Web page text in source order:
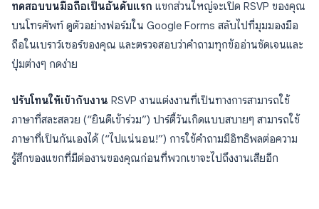
ทดสอบบนมือถือเป็นอันดับแรก แขกส่วนใหญ่จะเปิด RSVP ของคุณ
บนโทรศัพท์ ดูตัวอย่างฟอร์มใน Google Forms สลับไปที่มุมมองมือ
ถือในเบราว์เซอร์ของคุณ และตรวจสอบว่าคำถามทุกข้ออ่านชัดเจนและ
ปุ่มต่างๆ กดง่าย
ปรับโทนให้เข้ากับงาน RSVP งานแต่งงานที่เป็นทางการสามารถใช้
ภาษาที่สละสลวย (“ยินดีเข้าร่วม”) ปาร์ตี้วันเกิดแบบสบายๆ สามารถใช้
ภาษาที่เป็นกันเองได้ (“ไปแน่นอน!”) การใช้คำถามมีอิทธิพลต่อความ
รู้สึกของแขกที่มีต่องานของคุณก่อนที่พวกเขาจะไปถึงงานเสียอีก